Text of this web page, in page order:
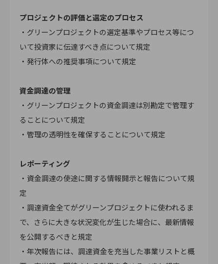
プロジェクトの評価と選定のプロセス
・グリーンプロジェクトの選定基準やプロセス等につ
いて投資家に伝達すべき点について規定
・発行体への推奨事項について規定
資金調達の管理
・グリーンプロジェクトの資金調達は別勘定で管理す
ることについて規定
・管理の透明性を確保することについて規定
レポーティング
・資金調達の使途に関する情報開示と報告について規
定
・調達資金全てがグリーンプロジェクトに使われるま
で、さらに大きな状況変化が生じた場合に、最新情報
を公開するべきと規定
・年次報告には、調達資金を充当した事業リストと概